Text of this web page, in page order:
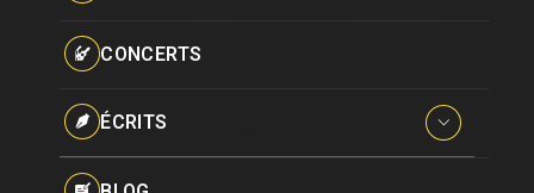
Pseudonymes
CONCERTS
ÉCRITS
Interviews
Biographie
Discographie
Vidéographie
Concerts
Blog